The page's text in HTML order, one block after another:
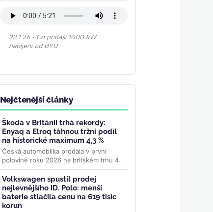
23.1.26 - Co přináší 1000 kW
nabíjení od BYD
Nejčtenější články
Škoda v Británii trhá rekordy:
Enyaq a Elroq táhnou tržní podíl
na historické maximum 4,3 %
Česká automobilka prodala v první
polovině roku 2026 na britském trhu 46
508 vozů — nejvíc v historii. Elektrická
dvojka Enyaq a Elroq... >>
Volkswagen spustil prodej
nejlevnějšího ID. Polo: menší
baterie stlačila cenu na 619 tisíc
korun